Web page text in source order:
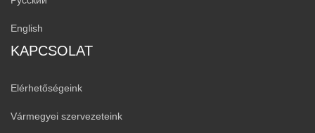
English
KAPCSOLAT
Elérhetőségeink
Vármegyei szervezeteink